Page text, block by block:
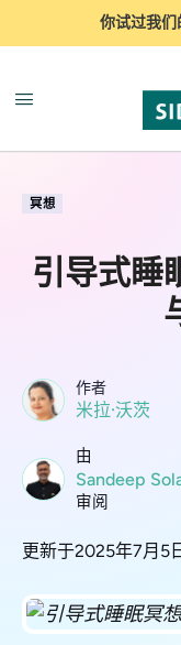
你试过我们
冥想
引导式睡
作者
米拉·沃茨
由
Sandeep
审阅
更新于2025年7月5